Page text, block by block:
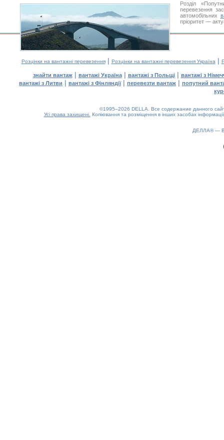
Розділ
перевезення
автомобільних
пріоритет —
Розцінки на вантажні перевезення| Розцінки на вантажні перевезення Україна |
знайти вантаж| вантажі Україна| вантажі з Польщі| вантажі з
вантажі з Литви | вантажі з Фінляндії| перевезти вантаж | попутний
©1995–2026 DELLA. Все содержание данного
Усі права захищені. Копіювання та розміщення в інших засобах
ДЕЛЛА® —